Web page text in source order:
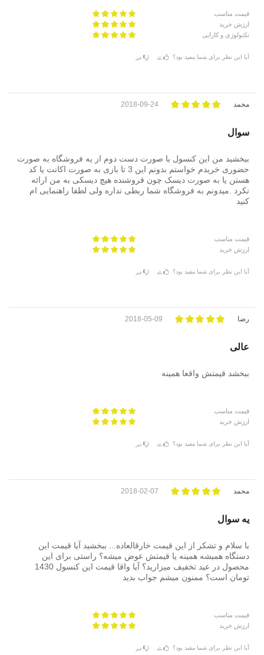
قیمت مناسب
ارزش خرید
تکنولوژی و کارایی
آیا این نظر برای شما مفید بود؟ بله خیر
محمد 2018-09-24
سوال
ببخشید من این کنسول با صورت دست دوم از یه فروشگاه به صورت
حضوری خریدم خواستم بدونم این 3 تا بازی به صورت اکانت یا کد
هستن یا به صورت دیسک چون فروشنده هیچ دیسکی به من ارائه
نکرد .میدونم به فروشگاه شما ربطی نداره ولی لطفا راهنمایی ام
کنید
قیمت مناسب
ارزش خرید
آیا این نظر برای شما مفید بود؟ بله خیر
رضا 2018-05-09
عالی
ببخشد قیمتش واقعا همینه
قیمت مناسب
ارزش خرید
آیا این نظر برای شما مفید بود؟ بله خیر
محمد 2018-02-07
یه سوال
با سلام و تشکر از این قیمت خارقالعاده... ببخشید آیا قیمت این
دستگاه همیشه همینه یا قیمتش عوض میشه؟ راستی برای این
محصول در عید تخفیف میزارید؟ آیا واقا قیمت این کنسول 1430
تومان است؟ ممنون میشم جواب بدید
قیمت مناسب
ارزش خرید
آیا این نظر برای شما مفید بود؟ بله خیر